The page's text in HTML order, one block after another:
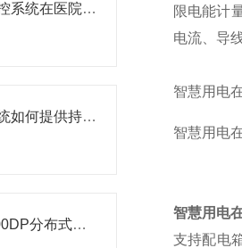
浅谈智能电力监控系统在医院的应用
光储充一体化系统如何提供持续电力供应
安科瑞Acrel-1000DP分布式光伏监控系统 在广西（浦北互通）项目中应用
限电能计
电流、导
智慧用电
智慧用电
智慧用电
支持配电